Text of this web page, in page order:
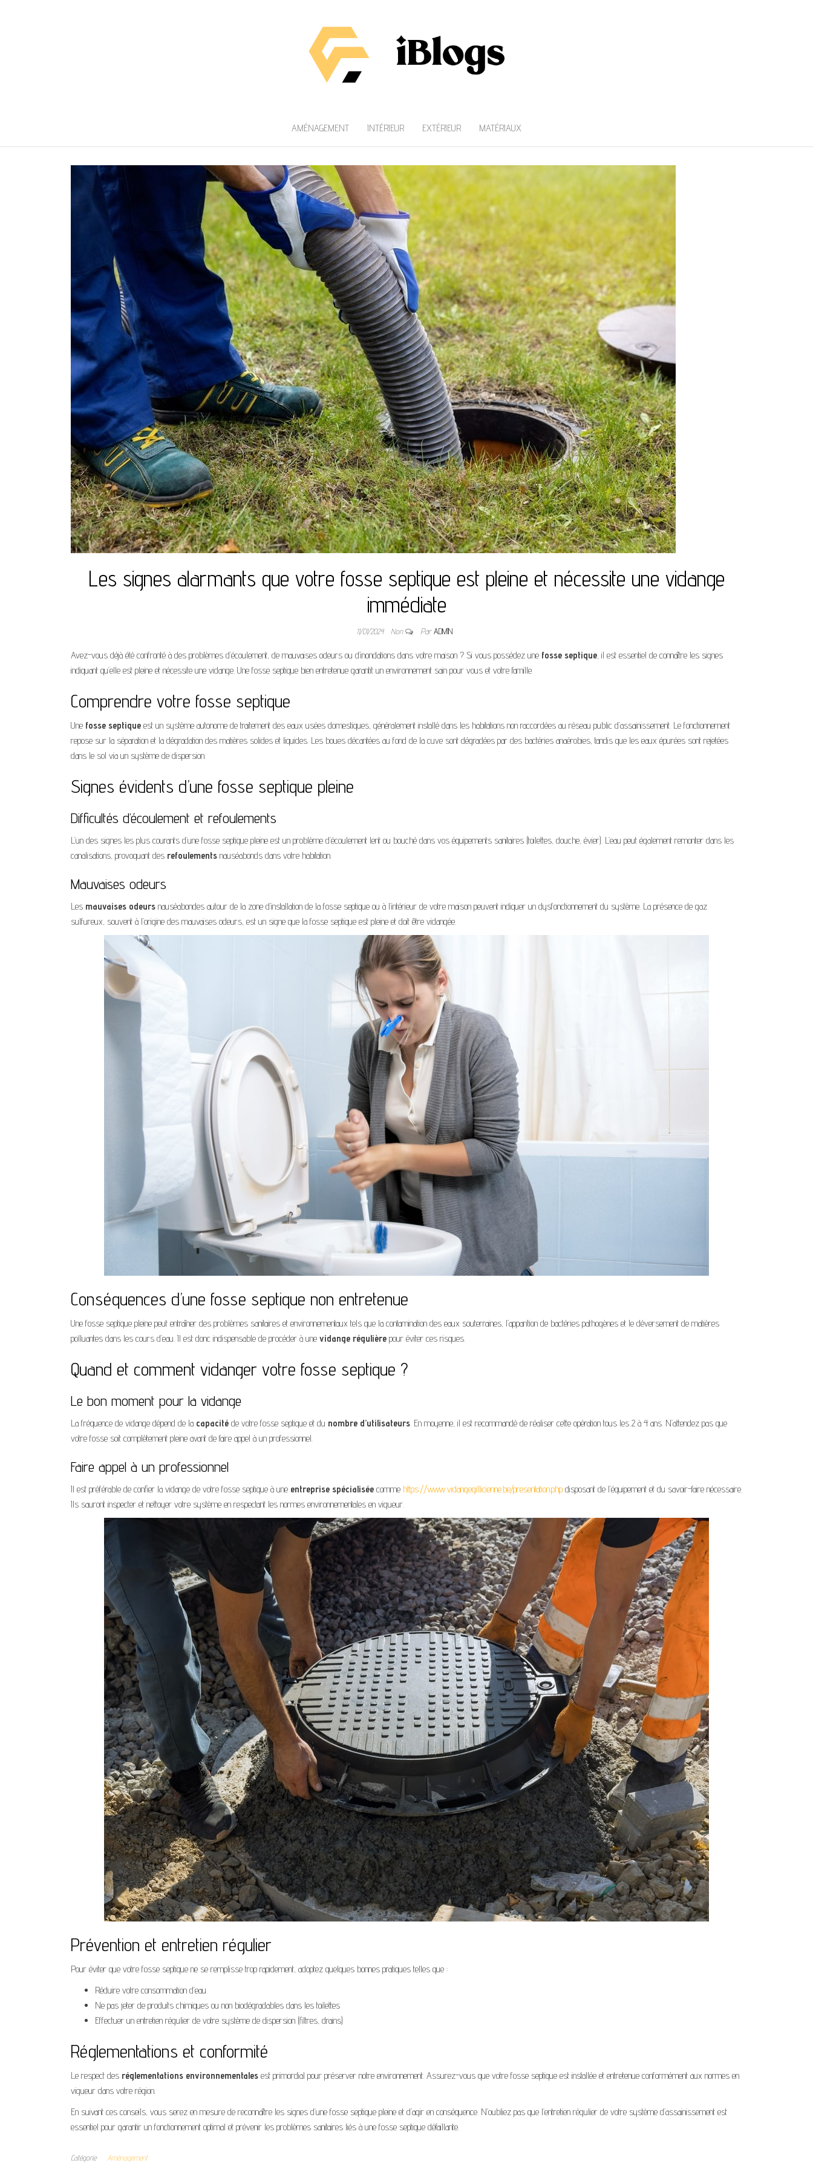
AMÉNAGEMENT INTÉRIEUR EXTÉRIEUR MATÉRIAUX
Les signes alarmants que votre fosse septique est pleine et nécessite une vidange
immédiate
11/01/2024 Non ParADMIN
Avez-vous déjà été confronté à des problèmes d’écoulement, de mauvaises odeurs ou d’inondations dans votre maison ? Si vous possédez une fosse septique, il est essentiel de connaître les signes
indiquant qu’elle est pleine et nécessite une vidange. Une fosse septique bien entretenue garantit un environnement sain pour vous et votre famille.
Comprendre votre fosse septique
Une fosse septique est un système autonome de traitement des eaux usées domestiques, généralement installé dans les habitations non raccordées au réseau public d’assainissement. Le fonctionnement
repose sur la séparation et la dégradation des matières solides et liquides. Les boues décantées au fond de la cuve sont dégradées par des bactéries anaérobies, tandis que les eaux épurées sont rejetées
dans le sol via un système de dispersion.
Signes évidents d’une fosse septique pleine
Difficultés d’écoulement et refoulements
L’un des signes les plus courants d’une fosse septique pleine est un problème d’écoulement lent ou bouché dans vos équipements sanitaires (toilettes, douche, évier). L’eau peut également remonter dans les
canalisations, provoquant des refoulements nauséabonds dans votre habitation.
Mauvaises odeurs
Les mauvaises odeurs nauséabondes autour de la zone d’installation de la fosse septique ou à l’intérieur de votre maison peuvent indiquer un dysfonctionnement du système. La présence de gaz
sulfureux, souvent à l’origine des mauvaises odeurs, est un signe que la fosse septique est pleine et doit être vidangée.
Conséquences d’une fosse septique non entretenue
Une fosse septique pleine peut entraîner des problèmes sanitaires et environnementaux tels que la contamination des eaux souterraines, l’apparition de bactéries pathogènes et le déversement de matières
polluantes dans les cours d’eau. Il est donc indispensable de procéder à une vidange régulière pour éviter ces risques.
Quand et comment vidanger votre fosse septique ?
Le bon moment pour la vidange
La fréquence de vidange dépend de la capacité de votre fosse septique et du nombre d’utilisateurs. En moyenne, il est recommandé de réaliser cette opération tous les 2 à 4 ans. N’attendez pas que
votre fosse soit complètement pleine avant de faire appel à un professionnel.
Faire appel à un professionnel
Il est préférable de confier la vidange de votre fosse septique à une entreprise spécialisée comme https://www.vidangegillicienne.be/presentation.php disposant de l’équipement et du savoir-faire nécessaire.
Ils sauront inspecter et nettoyer votre système en respectant les normes environnementales en vigueur.
Prévention et entretien régulier
Pour éviter que votre fosse septique ne se remplisse trop rapidement, adoptez quelques bonnes pratiques telles que :
Réduire votre consommation d’eau
Ne pas jeter de produits chimiques ou non biodégradables dans les toilettes
Effectuer un entretien régulier de votre système de dispersion (filtres, drains)
Réglementations et conformité
Le respect des réglementations environnementales est primordial pour préserver notre environnement. Assurez-vous que votre fosse septique est installée et entretenue conformément aux normes en
vigueur dans votre région.
En suivant ces conseils, vous serez en mesure de reconnaître les signes d’une fosse septique pleine et d’agir en conséquence. N’oubliez pas que l’entretien régulier de votre système d’assainissement est
essentiel pour garantir un fonctionnement optimal et prévenir les problèmes sanitaires liés à une fosse septique défaillante.
Catégorie Aménagement